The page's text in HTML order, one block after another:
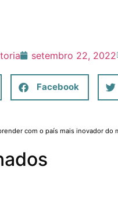
setembro 22, 2022
Facebook
com o país mais inovador do